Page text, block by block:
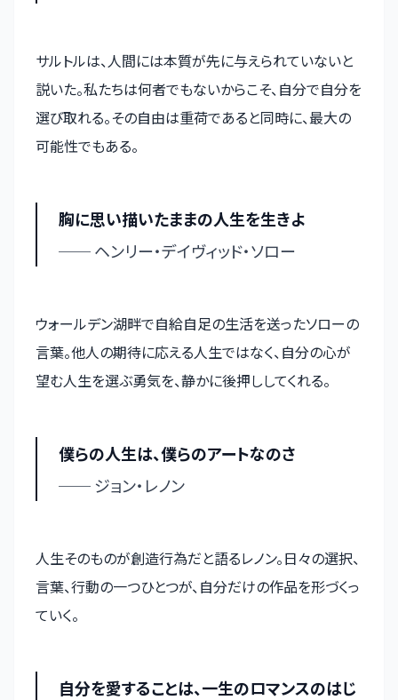
サルトルは、人間には本質が先に与えられていないと
説いた。私たちは何者でもないからこそ、自分で自分を
選び取れる。その自由は重荷であると同時に、最大の
可能性でもある。
胸に思い描いたままの人生を生きよ
── ヘンリー・デイヴィッド・ソロー
ウォールデン湖畔で自給自足の生活を送ったソローの
言葉。他人の期待に応える人生ではなく、自分の心が
望む人生を選ぶ勇気を、静かに後押ししてくれる。
僕らの人生は、僕らのアートなのさ
── ジョン・レノン
人生そのものが創造行為だと語るレノン。日々の選択、
言葉、行動の一つひとつが、自分だけの作品を形づくっ
ていく。
自分を愛することは、一生のロマンスのはじ